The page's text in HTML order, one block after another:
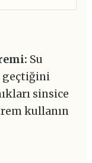
Su
geçtiğini
sinsice
kullanın